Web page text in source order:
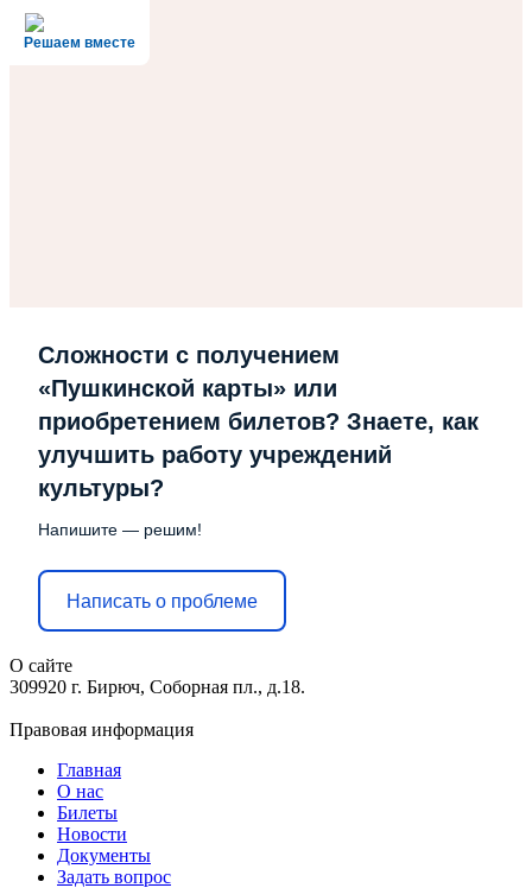
Решаем вместе
Сложности с получением
«Пушкинской карты» или
приобретением билетов? Знаете, как
улучшить работу учреждений
культуры?
Напишите — решим!
Написать о проблеме
О сайте
309920 г. Бирюч, Соборная пл., д.18.
Правовая информация
Главная
О нас
Билеты
Новости
Документы
Задать вопрос